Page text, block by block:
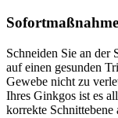
Schneiden Sie an der
auf einen gesunden
Gewebe nicht zu
Ihres Ginkgos ist es
korrekte Schnittebene